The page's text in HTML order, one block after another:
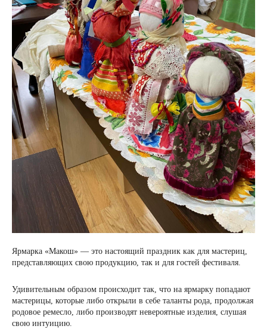
Ярмарка «Макош» — это настоящий праздник как для мастериц,
представляющих свою продукцию, так и для гостей фестиваля.
Удивительным образом происходит так, что на ярмарку попадают
мастерицы, которые либо открыли в себе таланты рода, продолжая
родовое ремесло, либо производят невероятные изделия, слушая
свою интуицию.